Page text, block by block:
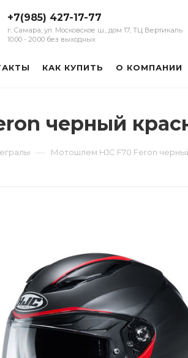
+7(985) 427-17-77
г. Самара, ул. Московское ш., дом 17, ТЦ Вертикаль
10:00 - 20:00 без выходных
КАК КУПИТЬ О КОМПАНИИ
черный
— Мотошлем HJC F70 Feron